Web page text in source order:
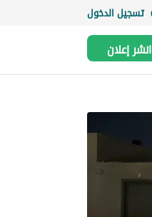
تسجيل الدخول
انشر إعلان